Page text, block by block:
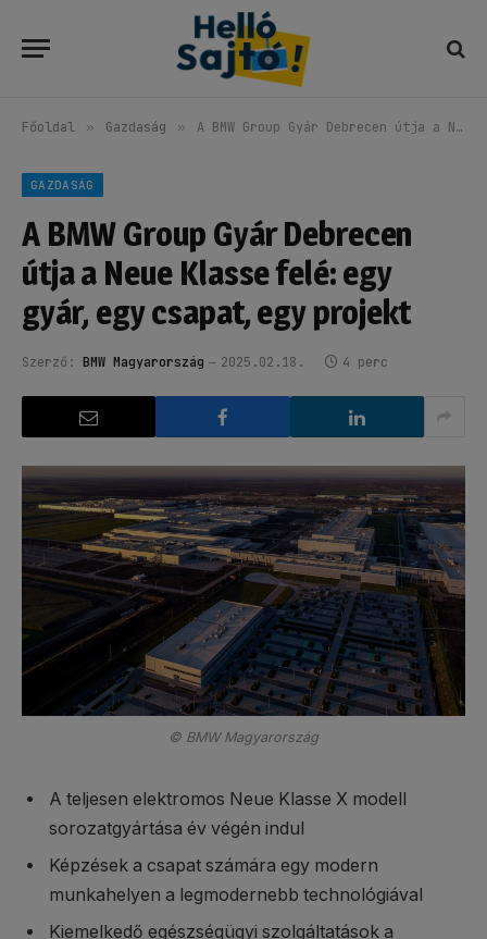
Főoldal » Gazdaság » A BMW Group Gyár Debrecen útja a Neue Klasse felé: egy gyár, egy csapat, egy projekt
GAZDASÁG
A BMW Group Gyár Debrecen
útja a Neue Klasse felé: egy
gyár, egy csapat, egy projekt
Szerző: BMW Magyarország 2025.02.18. 4 perc
© BMW Magyarország
A teljesen elektromos Neue Klasse X modell
sorozatgyártása év végén indul
Képzések a csapat számára egy modern
munkahelyen a legmodernebb technológiával
Kiemelkedő egészségügyi szolgáltatások a